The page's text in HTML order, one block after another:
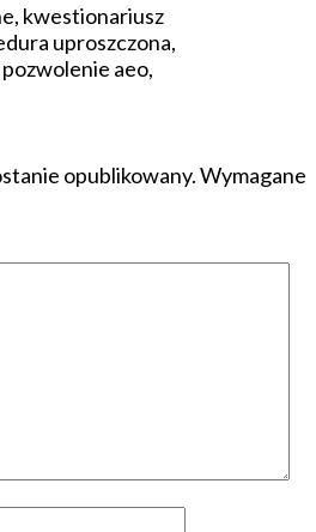
opublikowany.Wymagane